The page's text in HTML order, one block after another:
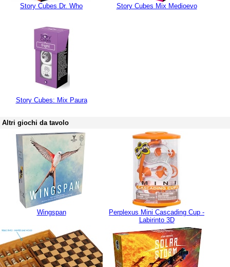
Story Cubes Dr. Who Story Cubes Mix Medioevo
Story Cubes: Mix Paura
Altri giochi da tavolo
Wingspan
Perplexus Mini Cascading Cup -
Labirinto 3D